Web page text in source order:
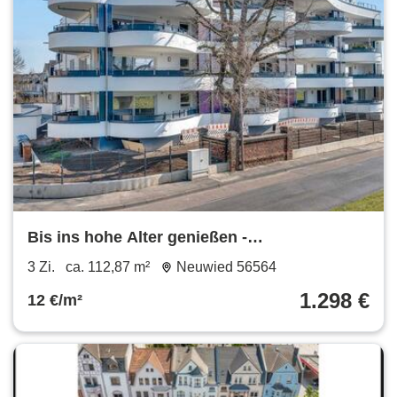
Bis ins hohe Alter genießen -
rollstuhlgerechte 4 Wände für Sie!
3 Zi. ca. 112,87 m² Neuwied 56564
12 €/m² 1.298 €